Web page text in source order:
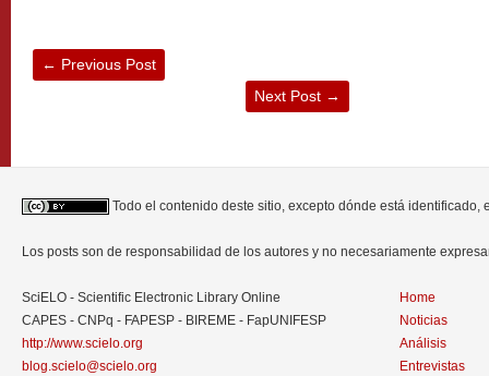
← Previous Post
Next Post →
Todo el contenido deste sitio, excepto dónde está identificado,
Los posts son de responsabilidad de los autores y no necesariamente
SciELO - Scientific Electronic Library Online
CAPES - CNPq - FAPESP - BIREME - FapUNIFESP
http://www.scielo.org
blog.scielo@scielo.org
Home
Noticias
Análisis
Entrevistas